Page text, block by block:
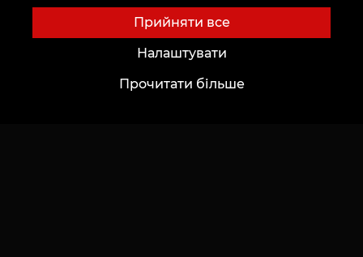
Перманентний макіяж
Пірсинг
Прийняти все
Налаштувати
Прочитати більше